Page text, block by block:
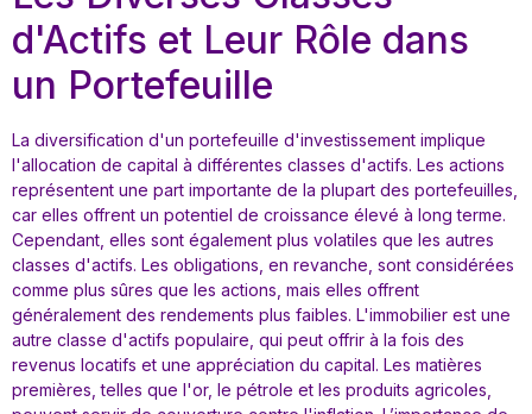
d'Actifs et Leur Rôle dans
un Portefeuille
La diversification d'un portefeuille d'investissement implique
l'allocation de capital à différentes classes d'actifs. Les actions
représentent une part importante de la plupart des portefeuilles,
car elles offrent un potentiel de croissance élevé à long terme.
Cependant, elles sont également plus volatiles que les autres
classes d'actifs. Les obligations, en revanche, sont considérées
comme plus sûres que les actions, mais elles offrent
généralement des rendements plus faibles. L'immobilier est une
autre classe d'actifs populaire, qui peut offrir à la fois des
revenus locatifs et une appréciation du capital. Les matières
premières, telles que l'or, le pétrole et les produits agricoles,